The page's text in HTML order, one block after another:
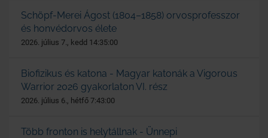
Schöpf-Merei Ágost (1804–1858) orvosprofesszor
és honvédorvos élete
2026. július 7., kedd 14:35:00
Biofizikus és katona - Magyar katonák a Vigorous
Warrior 2026 gyakorlaton VI. rész
2026. július 6., hétfő 7:43:00
Több fronton is helytállnak - Ünnepi